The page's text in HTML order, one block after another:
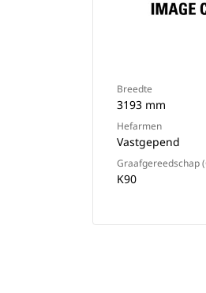
Breedte
3193 mm
Hefarmen
Vastgepend
Graafgereedschap
K90